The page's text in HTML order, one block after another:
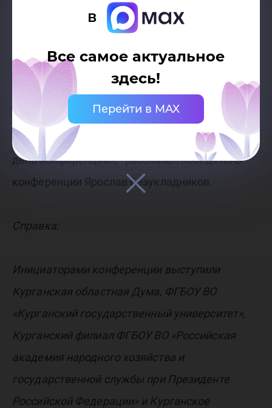
в
Все самое актуальное
здесь!
Перейти в MAX
более четко расставил акценты и поднял
более фундаментальные вопросы в своем
докладе. Во многом хотел бы отметить работу
своего научного руководителя - Фролову Елену
Вячеславовну, она давала очень четкие и
точные направления на улучшение работы в
процессе написания и активно поддерживала в
день конференции», - рассказал победитель
конференции Ярослав Безукладников.
Справка:
Инициаторами конференции выступили
Курганская областная Дума, ФГБОУ ВО
«Курганский государственный университет»,
Курганский филиал ФГБОУ ВО «Российская
академия народного хозяйства и
государственной службы при Президенте
Российской Федерации» и Курганское